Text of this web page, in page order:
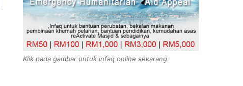
Klik pada gambar untuk infaq online sekarang